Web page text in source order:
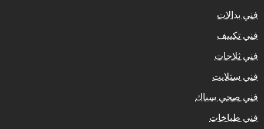
فني بدالات
فني تكييف
فني ثلاجات
فني ستلايت
فني صحي سباك
فني طباخات